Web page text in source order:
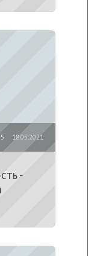
18.05.2021
-